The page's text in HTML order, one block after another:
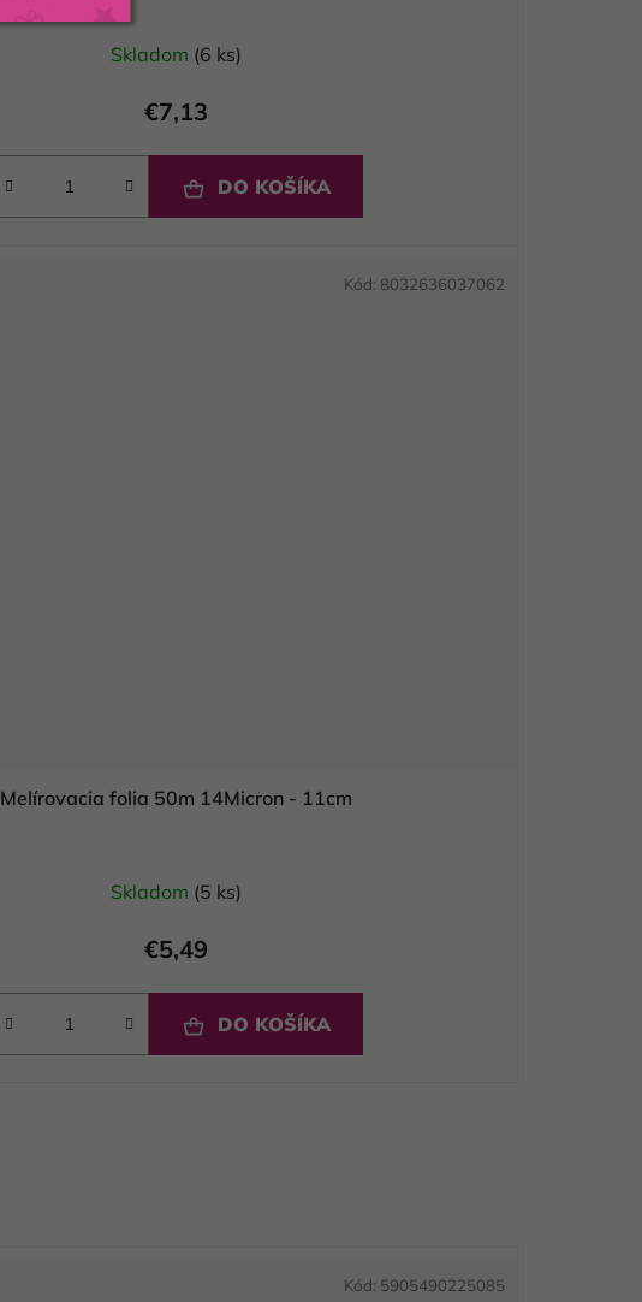
Skladom (6 ks)
€7,13
DO KOŠÍKA
Melírovacia folia 50m 14Micron - 11cm
Skladom (5 ks)
€5,49
DO KOŠÍKA
Kód: 8032636037062
Kód: 5905490225085